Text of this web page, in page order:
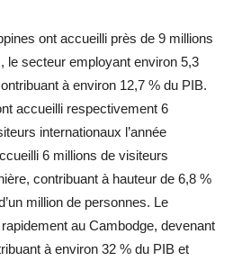
ont accueilli près de 9 millions
le secteur employant environ 5,3
à environ 12,7 % du PIB.
accueilli respectivement 6
internationaux l’année
6 millions de visiteurs
contribuant à hauteur de 6,8 %
million de personnes. Le
au Cambodge, devenant
à environ 32 % du PIB et